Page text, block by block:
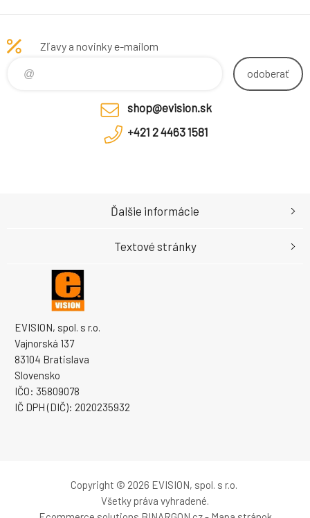
FC/10GbE,4-
Zľavy a novinky e-mailom
odoberať
shop@evision.sk
+421 2 4463 1581
EVISION, spol. s r.o.
Vajnorská 137
83104 Bratislava
Slovensko
IČO: 35809078
IČ DPH (DIČ): 2020235932
Ďalšie informácie
Textové stránky
Copyright © 2026 EVISION, spol. s r.o.
Všetky práva vyhradené.